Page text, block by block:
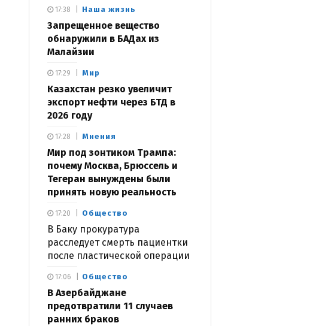
Наша жизнь
Запрещенное вещество
обнаружили в БАДах из
Малайзии
17:38
Мир
Казахстан резко увеличит
экспорт нефти через БТД в
2026 году
17:29
Мнения
Мир под зонтиком Трампа:
почему Москва, Брюссель и
Тегеран вынуждены были
принять новую реальность
17:28
Общество
В Баку прокуратура
расследует смерть пациентки
после пластической операции
17:20
Общество
В Азербайджане
предотвратили 11 случаев
ранних браков
17:06